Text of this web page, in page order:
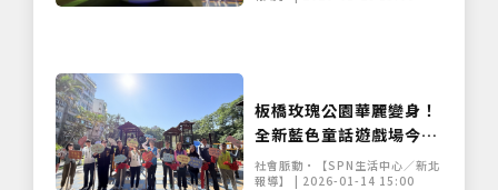
板橋玫瑰公園華麗變身！
全新藍色童話遊戲場今日
正式啟動
社會脈動•【SPN生活中心／新北
報導】 | 2026-01-14 15:00